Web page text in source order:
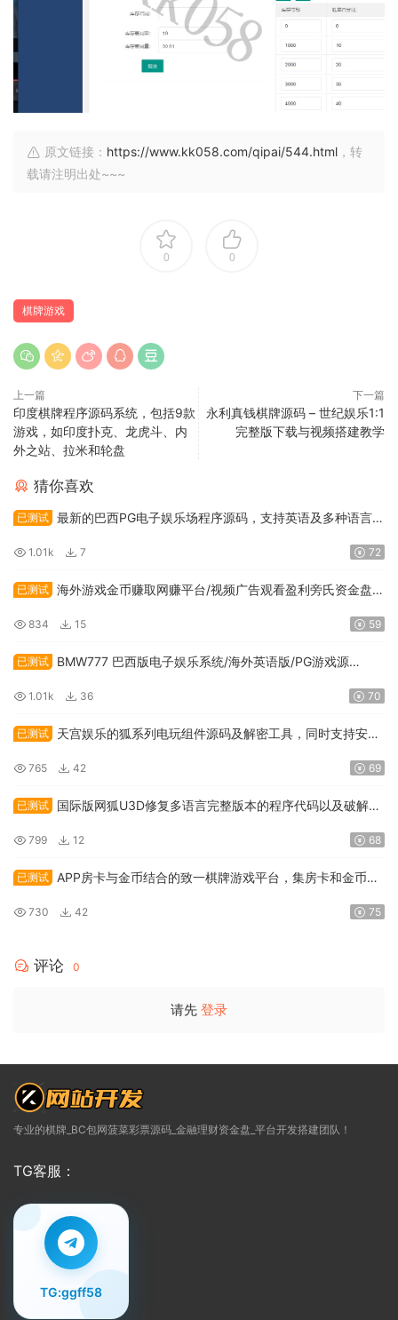
原文链接： https://www.kk058.com/qipai/544.html ，转
载请注明出处~~~
0 0
棋牌游戏
上一篇
印度棋牌程序源码系统，包括9款
游戏，如印度扑克、龙虎斗、内
外之站、拉米和轮盘
下一篇
永利真钱棋牌源码 – 世纪娱乐1:1
完整版下载与视频搭建教学
猜你喜欢
已测试 最新的巴西PG电子娱乐场程序源码，支持英语及多种语言，
1.01k 7 72
已测试 海外游戏金币赚取网赚平台/视频广告观看盈利旁氏资金盘程
834 15 59
已测试
BMW777 巴西版电子娱乐系统/海外英语版/PG游戏源
1.01k 36 70
已测试
天宫娱乐的狐系列电玩组件源码及解密工具，同时支持安卓
765 42 69
已测试
国际版网狐U3D修复多语言完整版本的程序代码以及破解服
799 12 68
已测试
APP房卡与金币结合的致一棋牌游戏平台，集房卡和金币于
730 42 75
评论 0
请先 登录
专业的棋牌_BC包网菠菜彩票源码_金融理财资金盘_平台开发搭建团队！
TG客服：
TG:ggff58